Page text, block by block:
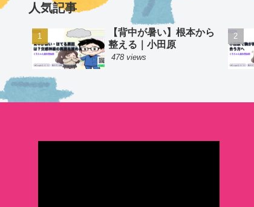
人気記事
【背中が暑い】根本から
整える｜小田原
478 views